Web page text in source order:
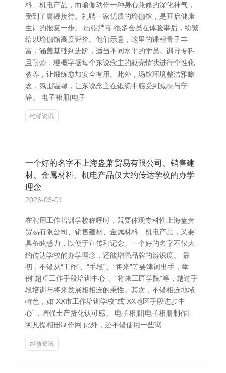
料、机电产品，而瑜伽动作一种身心兼修的深化神气，
受到了庸碌接待。礼聘一家优质的瑜伽馆，是开启健康
生计的报复一步。 出張消毒 很多会员在体验事后，纷繁
给以瑜伽馆高度评价。他们示意，这里的课程骨子丰
富，涵盖基础到进阶，适当不同水平的学员。训导专科
且耐烦，梗概字据每个东说念主的躯壳情状进行个性化
教养，让锻练愈加安全有用。此外，场馆环境整洁雅瞻
念，氛围温馨，让东说念主在锻练中感受到减弱与宁
静。 电子相册|电子
维修资讯
一个好的名字不上海盎萧贸易有限公司、销售建
材、金属材料、机电产品仅大约传达学校的办学
理念
2026-03-01
在聘用工作培训学校称呼时，既要体现专科性上海盎萧
贸易有限公司、销售建材、金属材料、机电产品，又要
具备眩惑力，以便于宣传和记念。一个好的名字不仅大
约传达学校的办学理念，还能增强品牌的辨识度。 最
初，不错从“工作”、“手段”、“将来”等要津词出手，举
例“超卓工作手段培训中心”、“将来工匠学院”等，越过手
段培训与将来发展相相连的秉性。其次，不错相连地域
特色，如“XX市工作培训学校”或“XX地区手段进步中
心”，增强土产货化认可感。 电子相册|电子相册制作| -
阿凡提相册制作网 此外，还不错使用一些寓
维修资讯